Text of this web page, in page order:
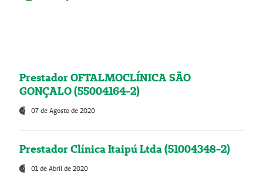
Prestador OFTALMOCLÍNICA SÃO
GONÇALO (55004164-2)
07 de Agosto de 2020
Prestador Clínica Itaipú Ltda (51004348-2)
01 de Abril de 2020